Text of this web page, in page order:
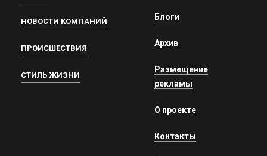
НОВОСТИ КОМПАНИЙ
ПРОИСШЕСТВИЯ
СТИЛЬ ЖИЗНИ
Блоги
Архив
Размещение
рекламы
О проекте
Контакты